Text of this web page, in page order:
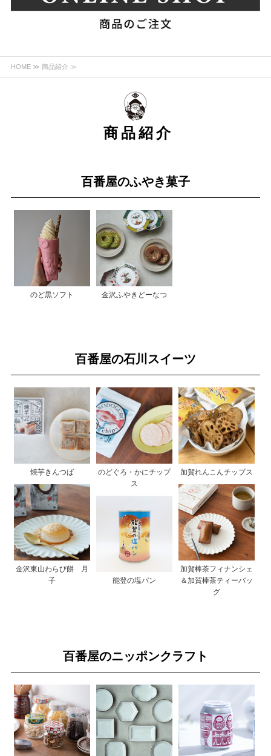
HOME≫ 商品紹介 ≫
商品紹介
百番屋のふやき菓子
のど黒ソフト 金沢ふやきどーなつ
百番屋の石川スイーツ
焼芋きんつば
のどぐろ・かにチップ
ス
加賀れんこんチップス
金沢東山わらび餅 月
子
加賀棒茶フィナンシェ
＆加賀棒茶ティーバッ
グ
能登の塩パン
百番屋のニッポンクラフト